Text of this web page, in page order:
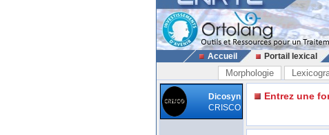
Accueil Portail lexical
Morphologie
Dicosyn
CRISCO
Entrez une